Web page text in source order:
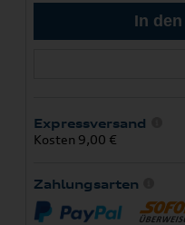
Expressversand
Kosten 9,00 €
Zahlungsarten